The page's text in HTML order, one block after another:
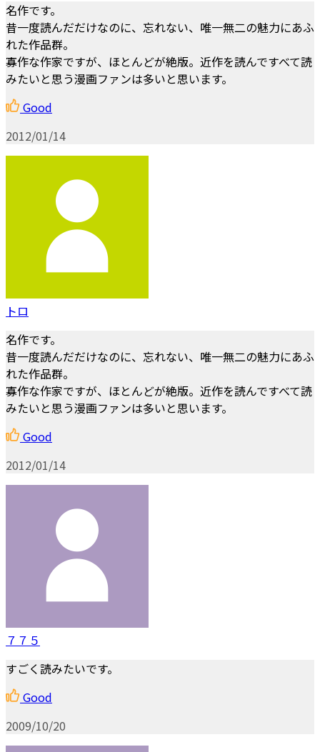
名作です。
昔一度読んだだけなのに、忘れない、唯一無二の魅力にあふ
れた作品群。
寡作な作家ですが、ほとんどが絶版。近作を読んですべて読
みたいと思う漫画ファンは多いと思います。
Good
2012/01/14
トロ
名作です。
昔一度読んだだけなのに、忘れない、唯一無二の魅力にあふ
れた作品群。
寡作な作家ですが、ほとんどが絶版。近作を読んですべて読
みたいと思う漫画ファンは多いと思います。
Good
2012/01/14
７７５
すごく読みたいです。
Good
2009/10/20